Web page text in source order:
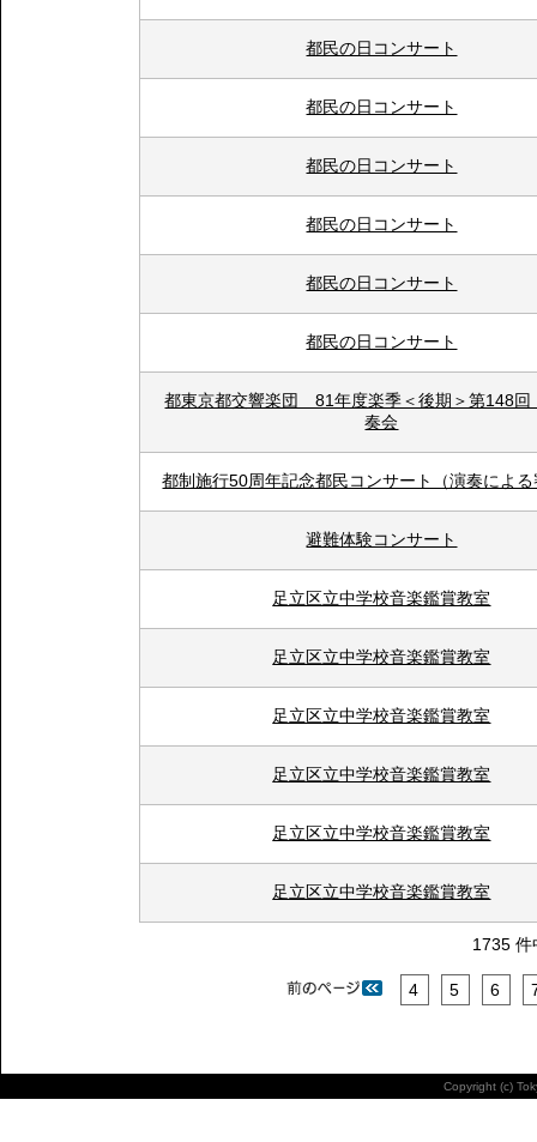
都民の日コンサート
都民の日コンサート
都民の日コンサート
都民の日コンサート
都民の日コンサート
都民の日コンサート
都東京都交響楽団 81年度楽季＜後期＞第148
奏会
都制施行50周年記念都民コンサート（演奏によ
避難体験コンサート
足立区立中学校音楽鑑賞教室
足立区立中学校音楽鑑賞教室
足立区立中学校音楽鑑賞教室
足立区立中学校音楽鑑賞教室
足立区立中学校音楽鑑賞教室
足立区立中学校音楽鑑賞教室
1735
4 5 6
Copyright (c)